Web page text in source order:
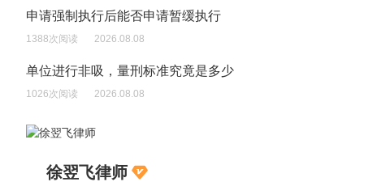
申请强制执行后能否申请暂缓执行
1388次阅读 2026.08.08
单位进行非吸，量刑标准究竟是多少
1026次阅读 2026.08.08
徐翌飞律师